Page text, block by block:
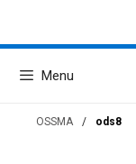
Menu
OSSMA / ods8